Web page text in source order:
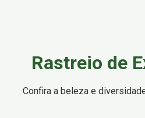
Rastreio de
Confira a beleza e